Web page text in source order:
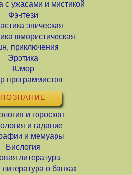
с ужасами и мистикой
Фэнтези
эпическая
юмористическая
приключения
Эротика
Юмор
программистов
ПОЗНАНИЕ
и гороскоп
и гадание
и мемуары
Биология
литература
о банках